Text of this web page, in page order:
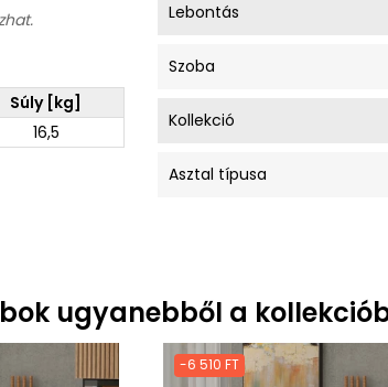
Súly [kg]
16,5
Lebontás
Szoba
Kollekció
Asztal típusa
ugyanebből a
-6 510 FT